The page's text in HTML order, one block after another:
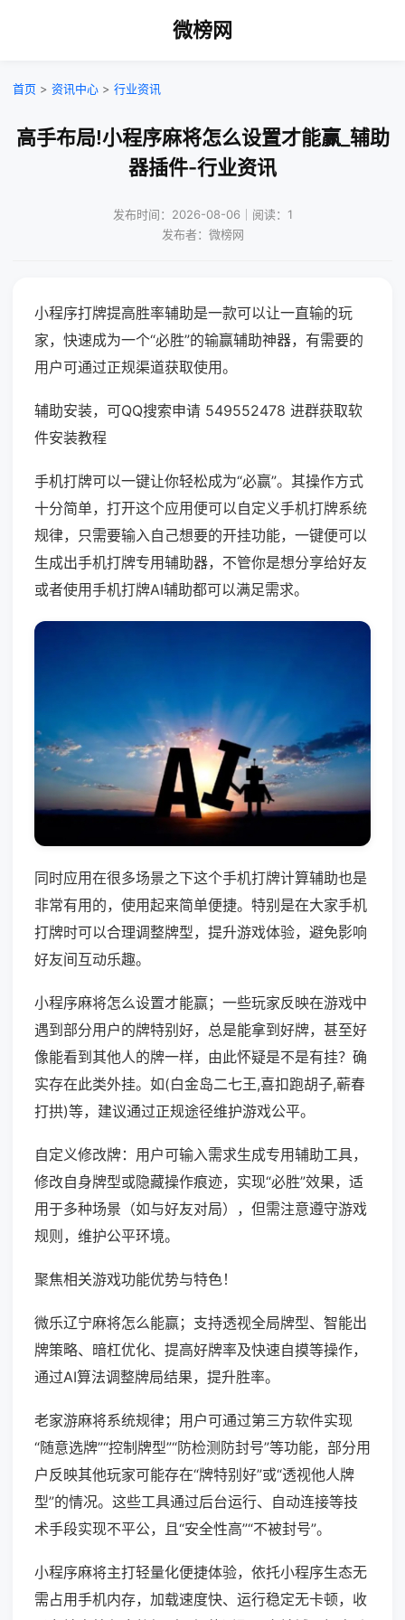
微榜网
首页 > 资讯中心 > 行业资讯
高手布局!小程序麻将怎么设置才能赢_辅助
器插件-行业资讯
发布时间：2026-08-06｜阅读：1
发布者：微榜网
小程序打牌提高胜率辅助是一款可以让一直输的玩
家，快速成为一个“必胜”的输赢辅助神器，有需要的
用户可通过正规渠道获取使用。
辅助安装，可QQ搜索申请 549552478 进群获取软
件安装教程
手机打牌可以一键让你轻松成为“必赢”。其操作方式
十分简单，打开这个应用便可以自定义手机打牌系统
规律，只需要输入自己想要的开挂功能，一键便可以
生成出手机打牌专用辅助器，不管你是想分享给好友
或者使用手机打牌AI辅助都可以满足需求。
同时应用在很多场景之下这个手机打牌计算辅助也是
非常有用的，使用起来简单便捷。特别是在大家手机
打牌时可以合理调整牌型，提升游戏体验，避免影响
好友间互动乐趣。
小程序麻将怎么设置才能赢；一些玩家反映在游戏中
遇到部分用户的牌特别好，总是能拿到好牌，甚至好
像能看到其他人的牌一样，由此怀疑是不是有挂？确
实存在此类外挂。如(白金岛二七王,喜扣跑胡子,蕲春
打拱)等，建议通过正规途径维护游戏公平。
自定义修改牌：用户可输入需求生成专用辅助工具，
修改自身牌型或隐藏操作痕迹，实现“必胜”效果，适
用于多种场景（如与好友对局），但需注意遵守游戏
规则，维护公平环境。
聚焦相关游戏功能优势与特色！
微乐辽宁麻将怎么能赢；支持透视全局牌型、智能出
牌策略、暗杠优化、提高好牌率及快速自摸等操作，
通过AI算法调整牌局结果，提升胜率。
老家游麻将系统规律；用户可通过第三方软件实现
“随意选牌”“控制牌型”“防检测防封号”等功能，部分用
户反映其他玩家可能存在“牌特别好”或“透视他人牌
型”的情况。这些工具通过后台运行、自动连接等技
术手段实现不平公，且“安全性高”“不被封号”。
小程序麻将主打轻量化便捷体验，依托小程序生态无
需占用手机内存，加载速度快、运行稳定无卡顿，收